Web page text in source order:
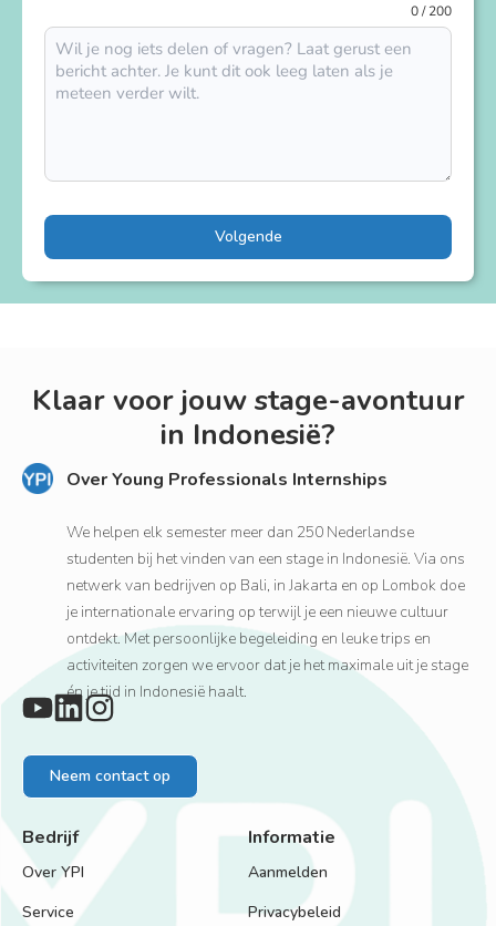
0 / 200
Volgende
Klaar voor jouw stage-avontuur
in Indonesië?
Over Young Professionals Internships
We helpen elk semester meer dan 250 Nederlandse
studenten bij het vinden van een stage in Indonesië. Via ons
netwerk van bedrijven op Bali, in Jakarta en op Lombok doe
je internationale ervaring op terwijl je een nieuwe cultuur
ontdekt. Met persoonlijke begeleiding en leuke trips en
activiteiten zorgen we ervoor dat je het maximale uit je stage
én je tijd in Indonesië haalt.
Neem contact op
Bedrijf
Over YPI
Service
Informatie
Aanmelden
Privacybeleid